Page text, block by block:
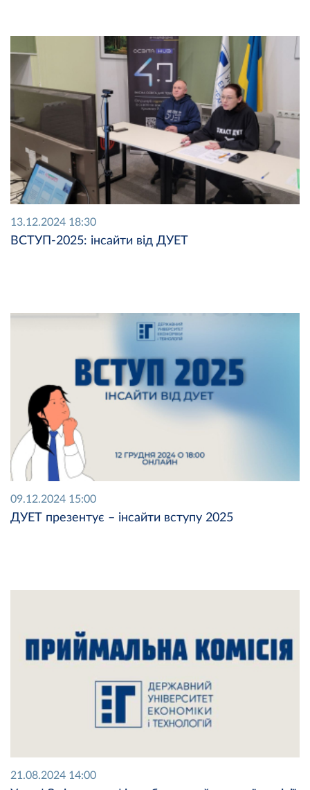
13.12.2024 18:30
ВСТУП-2025: інсайти від ДУЕТ
09.12.2024 15:00
ДУЕТ презентує – інсайти вступу 2025
21.08.2024 14:00